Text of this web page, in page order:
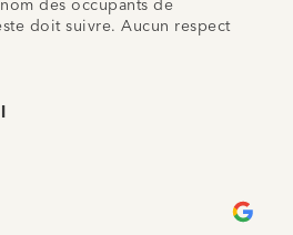
des occupants de
doit suivre. Aucun respect